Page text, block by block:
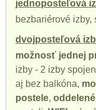
jednoposteľová
bezbariérové izby,
dvojposteľová
možnosť jednej
izby - 2 izby
aj bez balkóna,
postele,